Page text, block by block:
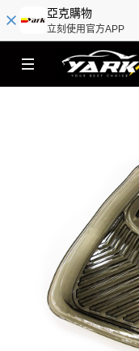
亞克購物
立刻使用官方APP